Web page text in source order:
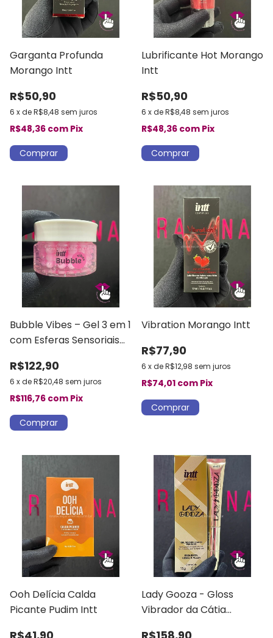
Garganta Profunda
Morango Intt
R$50,90
6 xdeR$8,48 sem juros
R$48,36 com Pix
Lubrificante Hot Morango
Intt
R$50,90
6 xdeR$8,48 sem juros
R$48,36 com Pix
Bubble Vibes – Gel 3 em 1
com Esferas Sensoriais
R$122,90
6 xdeR$20,48 sem juros
R$116,76 com Pix
Vibration Morango Intt
R$77,90
6 xdeR$12,98 sem juros
R$74,01 com Pix
Ooh Delícia Calda
Picante Pudim Intt
Lady Gooza - Gloss
Vibrador da Cátia